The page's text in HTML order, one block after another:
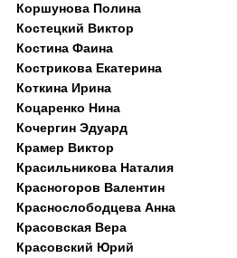
Коршунова Полина
Костецкий Виктор
Костина Фаина
Кострикова Екатерина
Коткина Ирина
Коцаренко Нина
Кочергин Эдуард
Крамер Виктор
Красильникова Наталия
Красногоров Валентин
Краснослободцева Анна
Красовская Вера
Красовский Юрий